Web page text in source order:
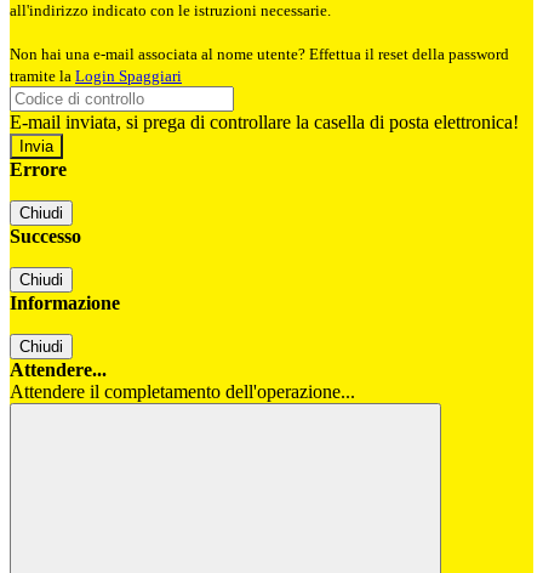
all'indirizzo indicato con le istruzioni necessarie.
Non hai una e-mail associata al nome utente? Effettua il reset della password
tramite la Login Spaggiari
E-mail inviata, si prega di controllare la casella di posta elettronica!
Errore
Chiudi
Successo
Chiudi
Informazione
Chiudi
Attendere...
Attendere il completamento dell'operazione...